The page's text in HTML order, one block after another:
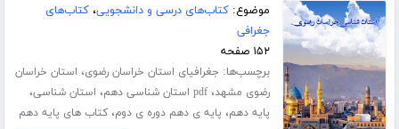
موضوع:کتاب‌های درسی و دانشجویی،کتاب‌های
جغرافی
۱۵۲ صفحه
برچسب‌ها: جغرافیای استان خراسان رضوی، استان خراسان
رضوی مشهد،pdf استان شناسی دهم ، استان شناسی،
پایه دهم، پایه ی دهم دوره ی دوم،کتاب های پایه دهم